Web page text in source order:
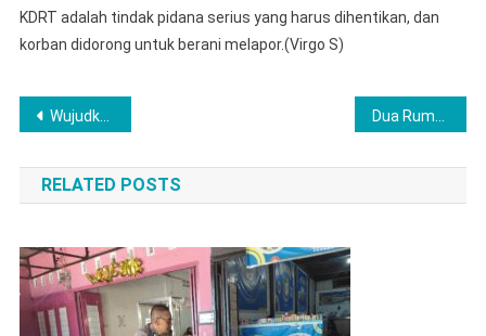
KDRT adalah tindak pidana serius yang harus dihentikan, dan
korban didorong untuk berani melapor.(Virgo S)
Post
navigation
Wujudkan Labuhanbatu Cerdas Bersinar, SBM Selenggarakan Pelatihan Public Speaking bagi Generasi Muda
RELATED POSTS